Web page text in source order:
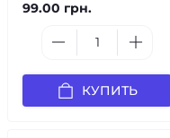
99.00 грн.
КУПИТЬ